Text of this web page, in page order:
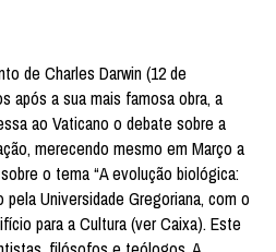
de Charles Darwin (12 de
após a sua mais famosa obra, a
ao Vaticano o debate sobre a
merecendo mesmo em Março a
o tema “A evolução biológica:
Universidade Gregoriana, com o
para a Cultura (ver Caixa). Este